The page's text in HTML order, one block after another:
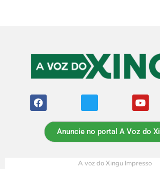
Anuncie no portal A Voz do
A voz do Xingu Impresso